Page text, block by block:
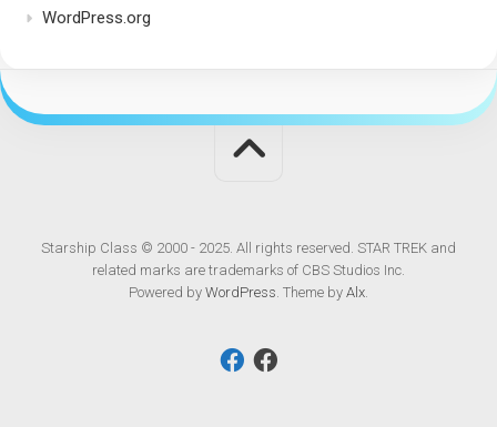
WordPress.org
Starship Class © 2000 - 2025. All rights reserved. STAR TREK and
related marks are trademarks of CBS Studios Inc.
Powered by WordPress . Theme by Alx